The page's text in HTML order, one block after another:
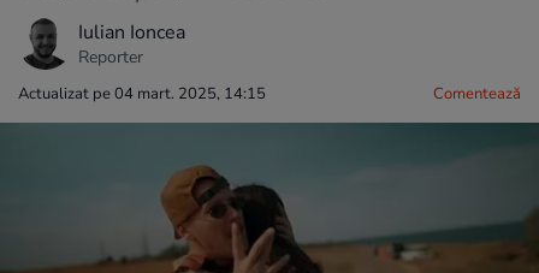
Iulian Ioncea
Reporter
Actualizat pe 04 mart. 2025, 14:15 Comentează